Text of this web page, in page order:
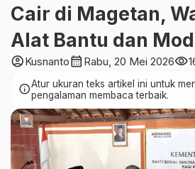
Cair di Magetan,
Alat Bantu dan
account_circleKusnantocalendar_month Rabu, 20 Mei 2026visibility
infoAtur ukuran teks artikel ini untuk
pengalaman membaca terbaik.